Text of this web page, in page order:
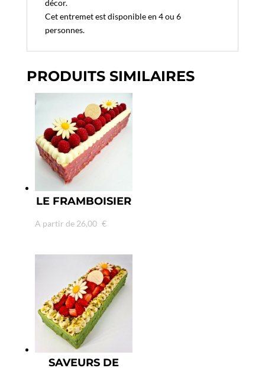
décor.
Cet entremet est disponible en 4 ou 6
personnes.
PRODUITS SIMILAIRES
LE FRAMBOISIER
A partir de 26,00 €
SAVEURS DE